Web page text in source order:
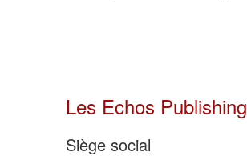
Les Echos Publishing
Siège social